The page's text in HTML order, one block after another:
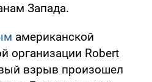
Запада.
американской
организации Robert
взрыв произошел